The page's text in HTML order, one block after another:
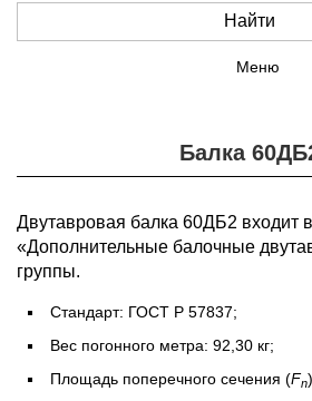
Найти
Меню
Балка
Двутавровая балка 60ДБ2 входит
«Дополнительные балочные
группы.
Стандарт: ГОСТ Р 57837;
Вес погонного метра: 92,30 кг;
Площадь поперечного сечения (Fn